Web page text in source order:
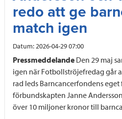
redo att ge
match igen
Datum:2026-04-29 07:00
Pressmeddelande Den 29 maj
igen när Fotbollströjefredag går
rad leds Barncancerfondens eget
förbundskapten Janne
över 10 miljoner kronor till